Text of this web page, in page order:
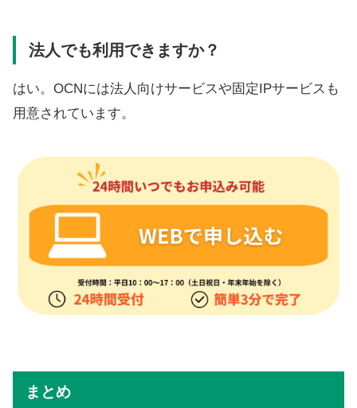
法人でも利用できますか？
はい。OCNには法人向けサービスや固定IPサービスも
用意されています。
まとめ